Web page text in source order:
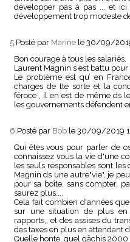
développer pas à pas ... et
développement trop modeste
5. Posté par Marine le 30/09/
Bon courage à tous les salariés.
Laurent Magnin s est battu pour
Le problème est qu’ en
charges de tte sorte et la
féroce , il en est de même ds
les gouvernements défendent
6.Posté par Bob le 30/09/2019
Qui êtes vous pour parler de
connaissez vous la vie d'une
les seuls responsables sont
Magnin ds une autre"vie", je
pour sa boîte, sans compter,
saurez plus....
Cela fait combien d'années
sur une situation de plus
rapports,, et des assises du
des taxes en plus en attendant
Quelle honte, quel gâchis 2000